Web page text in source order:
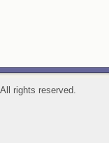
rights reserved.